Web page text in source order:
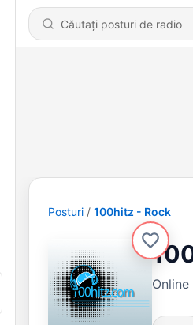
Posturi 100hitz - Rock
Online